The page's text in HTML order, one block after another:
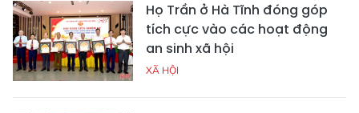
Họ Trần ở Hà Tĩnh đóng góp
tích cực vào các hoạt động
an sinh xã hội
XÃ HỘI